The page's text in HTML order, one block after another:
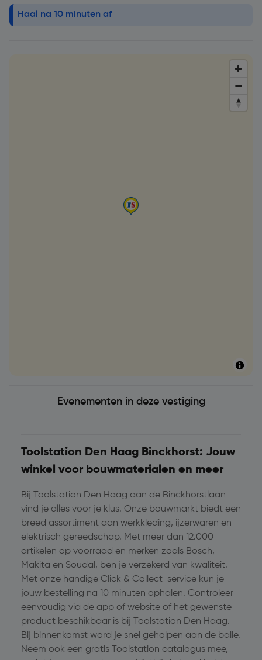
info alert!
Haal na 10 minuten af
Evenementen in deze vestiging
Toolstation Den Haag Binckhorst: Jouw
winkel voor bouwmaterialen en meer
Bij Toolstation Den Haag aan de Binckhorstlaan
vind je alles voor je klus. Onze bouwmarkt biedt een
breed assortiment aan werkkleding, ijzerwaren en
elektrisch gereedschap. Met meer dan 12.000
artikelen op voorraad en merken zoals Bosch,
Makita en Soudal, ben je verzekerd van kwaliteit.
Met onze handige Click & Collect-service kun je
jouw bestelling na 10 minuten ophalen. Controleer
eenvoudig via de app of website of het gewenste
product beschikbaar is bij Toolstation Den Haag.
Bij binnenkomst word je snel geholpen aan de balie.
Neem ook een gratis Toolstation catalogus mee,